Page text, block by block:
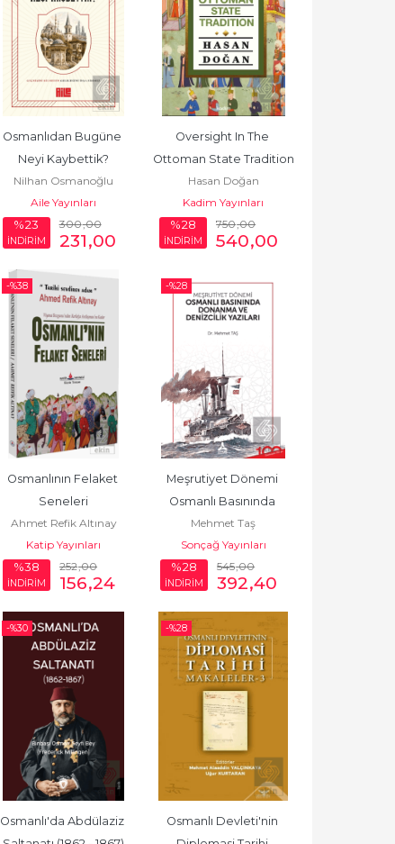
Osmanlıdan Bugüne
Neyi Kaybettik?
Nilhan Osmanoğlu
Aile Yayınları
%23
İNDİRİM
300,00
231,00
Oversight In The
Ottoman State Tradition
Hasan Doğan
Kadim Yayınları
%28
İNDİRİM
750,00
540,00
-%38
Osmanlının Felaket
Seneleri
Ahmet Refik Altınay
Katip Yayınları
%38
İNDİRİM
252,00
156,24
-%28
Meşrutiyet Dönemi
Osmanlı Basınında
Donanma ve Denizcilik
Yazıları
Mehmet Taş
Sonçağ Yayınları
%28
İNDİRİM
545,00
392,40
-%30
Osmanlı'da Abdülaziz
-%28
Osmanlı Devleti'nin